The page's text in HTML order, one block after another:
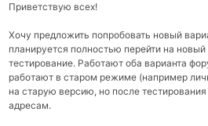
Приветствую всех!
Хочу предложить попробовать новый
планируется полностью перейти на
тестирование. Работают оба варианта
работают в старом режиме (например
на старую версию, но после
адресам.